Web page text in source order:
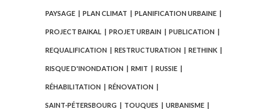
PAYSAGE PLAN CLIMAT PLANIFICATION URBAINE
PROJECT BAIKAL PROJET URBAIN PUBLICATION
REQUALIFICATION RESTRUCTURATION RETHINK
RISQUE D'INONDATION RMIT RUSSIE
RÉHABILITATION RÉNOVATION
SAINT-PÉTERSBOURG TOUQUES URBANISME